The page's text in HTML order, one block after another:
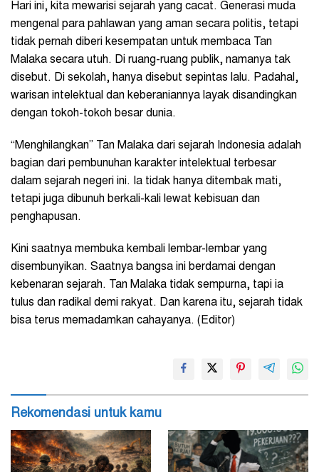
Hari ini, kita mewarisi sejarah yang cacat. Generasi muda
mengenal para pahlawan yang aman secara politis, tetapi
tidak pernah diberi kesempatan untuk membaca Tan
Malaka secara utuh. Di ruang-ruang publik, namanya tak
disebut. Di sekolah, hanya disebut sepintas lalu. Padahal,
warisan intelektual dan keberaniannya layak disandingkan
dengan tokoh-tokoh besar dunia.
“Menghilangkan” Tan Malaka dari sejarah Indonesia adalah
bagian dari pembunuhan karakter intelektual terbesar
dalam sejarah negeri ini. Ia tidak hanya ditembak mati,
tetapi juga dibunuh berkali-kali lewat kebisuan dan
penghapusan.
Kini saatnya membuka kembali lembar-lembar yang
disembunyikan. Saatnya bangsa ini berdamai dengan
kebenaran sejarah. Tan Malaka tidak sempurna, tapi ia
tulus dan radikal demi rakyat. Dan karena itu, sejarah tidak
bisa terus memadamkan cahayanya. (Editor)
Rekomendasi untuk kamu